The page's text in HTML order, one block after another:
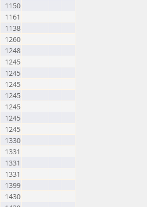
1150
1161
1138
1260
1248
1245
1245
1245
1245
1245
1245
1245
1330
1331
1331
1331
1399
1430